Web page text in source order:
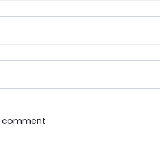
comment